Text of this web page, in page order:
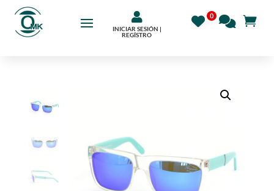

INICIAR SESIÓN |
REGÍSTRO